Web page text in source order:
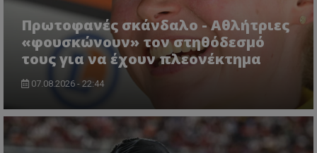
Πρωτοφανές σκάνδαλο - Aθλήτριες
«φουσκώνουν» τον στηθόδεσμό
τους για να έχουν πλεονέκτημα
07.08.2026 - 22:44